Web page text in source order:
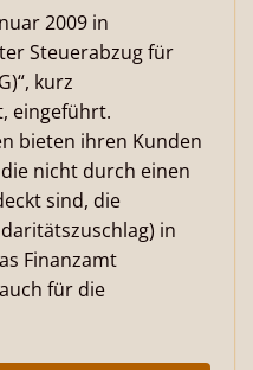
2009 in
Steuerabzug für
kurz
eingeführt.
bieten ihren Kunden
nicht durch einen
sind, die
in
Finanzamt
für die